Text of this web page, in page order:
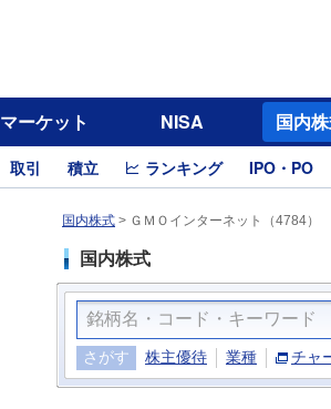
マーケット NISA 国内
取引 積立 ランキング IPO・PO
国内株式 > ＧＭＯインターネット（4784）
国内株式
さがす 株主優待 業種 チャ